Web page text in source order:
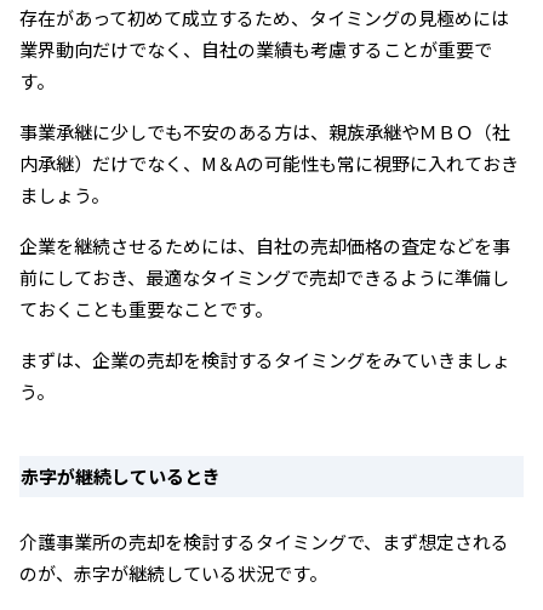
存在があって初めて成立するため、タイミングの見極めには
業界動向だけでなく、自社の業績も考慮することが重要で
す。
事業承継に少しでも不安のある方は、親族承継やＭＢＯ（社
内承継）だけでなく、M＆Aの可能性も常に視野に入れておき
ましょう。
企業を継続させるためには、自社の売却価格の査定などを事
前にしておき、最適なタイミングで売却できるように準備し
ておくことも重要なことです。
まずは、企業の売却を検討するタイミングをみていきましょ
う。
赤字が継続しているとき
介護事業所の売却を検討するタイミングで、まず想定される
のが、赤字が継続している状況です。